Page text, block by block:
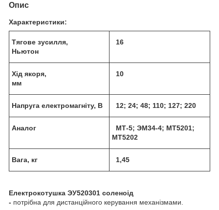
Опис
Характеристики:
Тягове зусилля,
Ньютон
16
Хід якоря,
мм
10
Напруга електромагніту, В 12; 24; 48; 110; 127; 220
Аналог
МТ-5; ЭМ34-4; МТ5201;
МТ5202
Вага, кг 1,45
Електрокотушка ЭУ520301 соленоід
- потрібна для дистанційного керування механізмами.